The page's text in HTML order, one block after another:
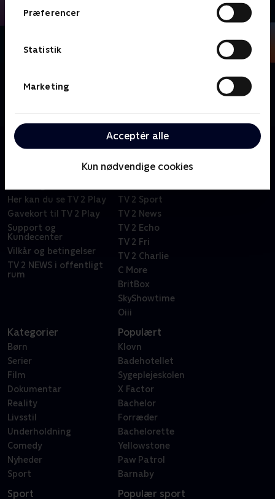
Præferencer
Statistik
Marketing
Acceptér alle
Kun nødvendige cookies
Spidskandidaterne i hver af de 34 kommuner mødes
Her kan du se TV 2 Play
Gavekort til TV 2 Play
Support og
Kundecenter
Vilkår og betingelser
TV 2 NEWS i offentligt
rum
Kanaler
TV 2 Sport
TV 2 News
TV 2 Echo
TV 2 Fri
TV 2 Charlie
C More
BritBox
SkyShowtime
Oiii
Kategorier
Børn
Serier
Film
Dokumentar
Reality
Livsstil
Underholdning
Comedy
Nyheder
Sport
Populært
Klovn
Badehotellet
Sygeplejeskolen
X Factor
Bachelor
Forræder
Bachelorette
Yellowstone
Paw Patrol
Barnaby
Sport Populær sport